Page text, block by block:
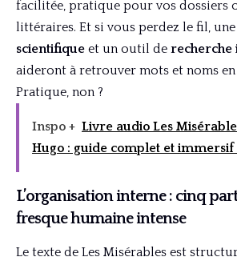
facilitée, pratique pour vos dossiers
littéraires. Et si vous perdez le fil, une
scientifique et un outil de recherche
aideront à retrouver mots et noms
Pratique, non ?
Inspo + Livre audio Les
Hugo : guide complet et immersif
L’organisation interne : cinq
fresque humaine intense
Le texte de Les Misérables est